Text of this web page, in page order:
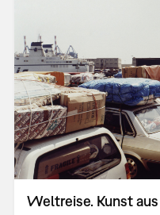
Weltreise. Kunst